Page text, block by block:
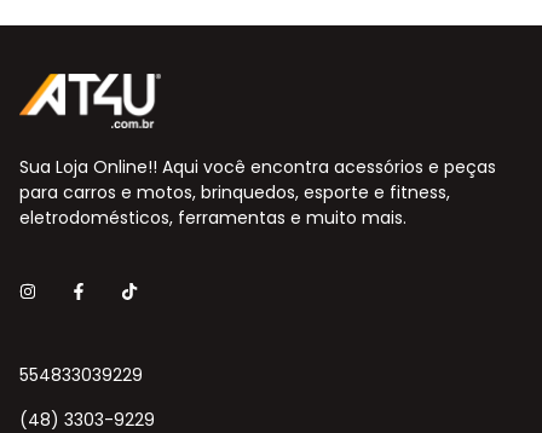
Sua Loja Online!! Aqui você encontra acessórios e peças
para carros e motos, brinquedos, esporte e fitness,
eletrodomésticos, ferramentas e muito mais.
554833039229
(48) 3303-9229